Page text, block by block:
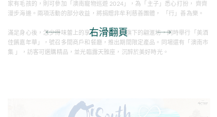
家有毛孩的，則可參加「澳南寵物巡遊 2024」，為「主子」悉心打扮， 齊齊
漫步海邊。兩項活動的部分收益，將捐贈非牟利慈善團體， 「行」善為樂。
滿足身心後，怎少得味蕾上的享受？華懋集團旗下的翩滙坊，同時舉行「美酒
佳餚嘉年華」，號召多間商戶和餐廳，推出期間限定產品。同場還有「澳南市
集 」，訪客可選購精品，並光臨露天雅座，沉醉於美好時光。
右滑翻頁